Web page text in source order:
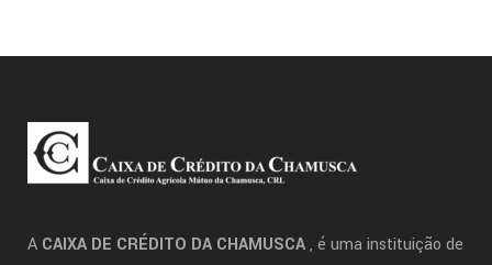
A CAIXA DE CRÉDITO DA CHAMUSCA, é uma instituição de